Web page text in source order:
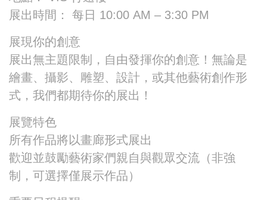
展出時間： 每日 10:00 AM – 3:30 PM
展現你的創意
展出無主題限制，自由發揮你的創意！無論是
繪畫、攝影、雕塑、設計，或其他藝術創作形
式，我們都期待你的展出！
展覽特色
所有作品將以畫廊形式展出
歡迎並鼓勵藝術家們親自與觀眾交流（非強
制，可選擇僅展示作品）